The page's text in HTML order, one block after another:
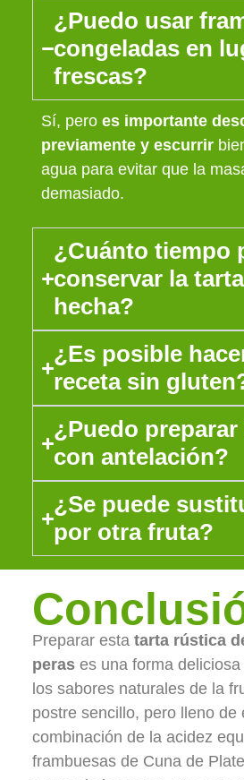
¿Puedo usar
congeladas en
frescas?
Sí, pero es importante
previamente y escurrir
agua para evitar que la
demasiado.
¿Cuánto tiempo
conservar la
hecha?
¿Es posible
receta sin
¿Puedo
con antelación?
¿Se puede
por otra fruta?
Preparar esta tarta rústica
perases una forma deliciosa
los sabores naturales de la
postre sencillo, pero lleno de
combinación de la acidez
frambuesas de Cuna de